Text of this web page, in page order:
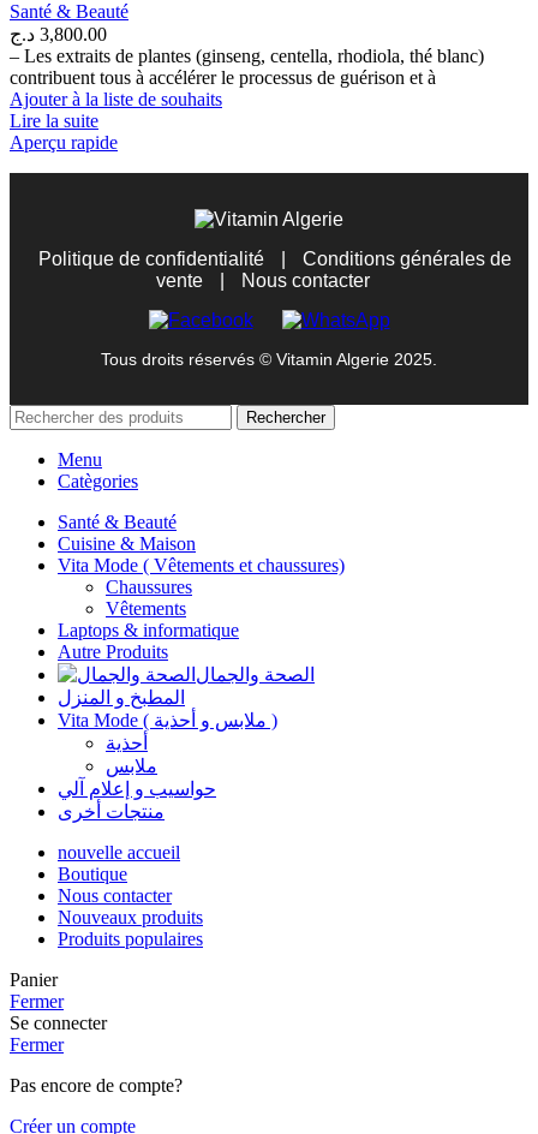
Santé & Beauté
3,800.00 د.ج
– Les extraits de plantes (ginseng, centella, rhodiola, thé blanc)
contribuent tous à accélérer le processus de guérison et à
Ajouter à la liste de souhaits
Lire la suite
Aperçu rapide
Politique de confidentialité
Conditions générales de
vente
Nous contacter
Tous droits réservés © Vitamin Algerie 2025.
Rechercher
Menu
Catègories
Santé & Beauté
Cuisine & Maison
Vita Mode ( Vêtements et chaussures)
Chaussures
Vêtements
Laptops & informatique
Autre Produits
الصحة والجمال
المطبخ و المنزل
Vita Mode ( ملابس و أحذية )
أحذية
ملابس
حواسيب و إعلام آلي
منتجات أخرى
nouvelle accueil
Boutique
Nous contacter
Nouveaux produits
Produits populaires
Panier
Fermer
Se connecter
Fermer
Pas encore de compte?
Créer un compte